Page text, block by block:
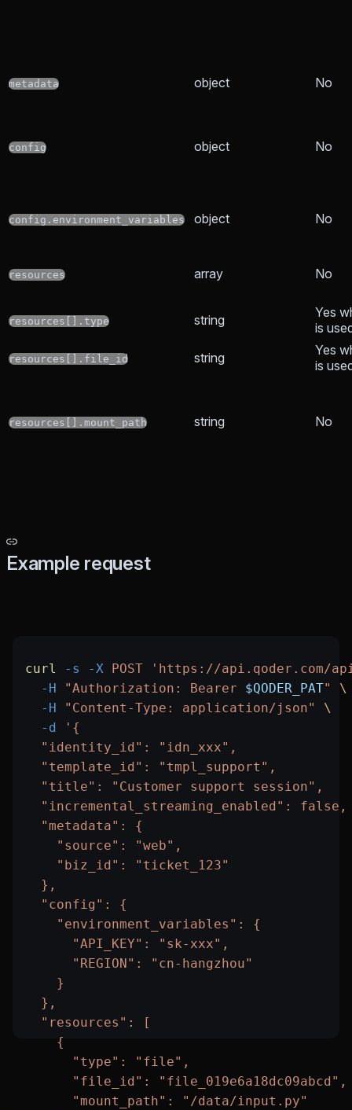
metadata object No
config object No
config.environment_variables object No
resources array No
resources[].type string
Yes
is
resources[].file_id string
Yes
is
resources[].mount_path string No
Example request
curl -s -X POST 'https://api.qoder.com/
  -H
"Authorization: Bearer $QODER_PAT"
\
  -H
"Content-Type: application/json"
\
  -d
'{
  "identity_id": "idn_xxx",
  "template_id": "tmpl_support",
  "title": "Customer support session",
  "incremental_streaming_enabled": false,
  "metadata": {
    "source": "web",
    "biz_id": "ticket_123"
  },
  "config": {
    "environment_variables": {
      "API_KEY": "sk-xxx",
      "REGION": "cn-hangzhou"
    }
  },
  "resources": [
    {
      "type": "file",
      "file_id": "file_019e6a18dc09abcd",
      "mount_path": "/data/input.py"